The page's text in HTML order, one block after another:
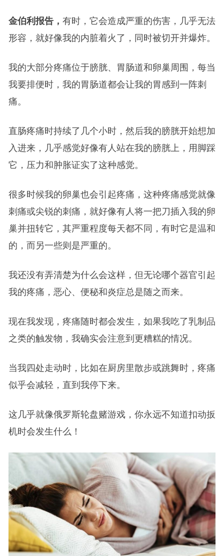
金伯利报告， 有时，它会造成严重的伤害，几乎无法
形容，就好像我的内脏着火了，同时被切开并爆炸。
我的大部分疼痛位于膀胱、胃肠道和卵巢周围，每当
我要排便时，我的胃肠道都会让我的胃感到一阵刺
痛。
直肠疼痛时持续了几个小时，然后我的膀胱开始想加
入进来，几乎感觉好像有人站在我的膀胱上，用脚踩
它，压力和肿胀证实了这种感觉。
很多时候我的卵巢也会引起疼痛，这种疼痛感觉就像
刺痛或尖锐的刺痛，就好像有人将一把刀插入我的卵
巢并扭转它，其严重程度每天都不同，有时它是温和
的，而另一些则是严重的。
我还没有弄清楚为什么会这样，但无论哪个器官引起
我的疼痛，恶心、便秘和炎症总是随之而来。
现在我发现，疼痛随时都会发生，如果我吃了乳制品
之类的触发物，我确实会注意到更糟糕的情况。
当我四处走动时，比如在厨房里散步或跳舞时，疼痛
似乎会减轻，直到我停下来。
这几乎就像俄罗斯轮盘赌游戏，你永远不知道扣动扳
机时会发生什么！